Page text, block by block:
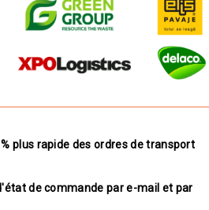
plus rapide des ordres de transport
de commande par e-mail et par